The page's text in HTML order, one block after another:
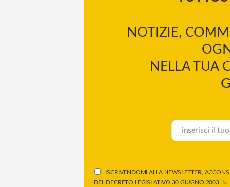
NOTIZIE,
NELLA TUA
ISCRIVENDOMI ALLA NEWSLETTER,
DEL DECRETO LEGISLATIVO 30 GIUGNO 2003,